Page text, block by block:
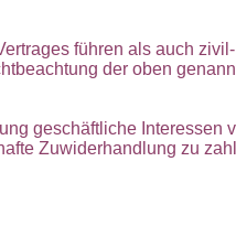
führen als auch
der oben
geschäftliche Interessen
Zuwiderhandlung zu